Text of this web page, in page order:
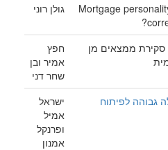
Mortgage
גולן רוני
סקירת ממצאים מן
חפץ
אמיר ובן
שחר דני
גבוהה לפיתוח
ישראל
אמיל
ופרנקל
אמנון